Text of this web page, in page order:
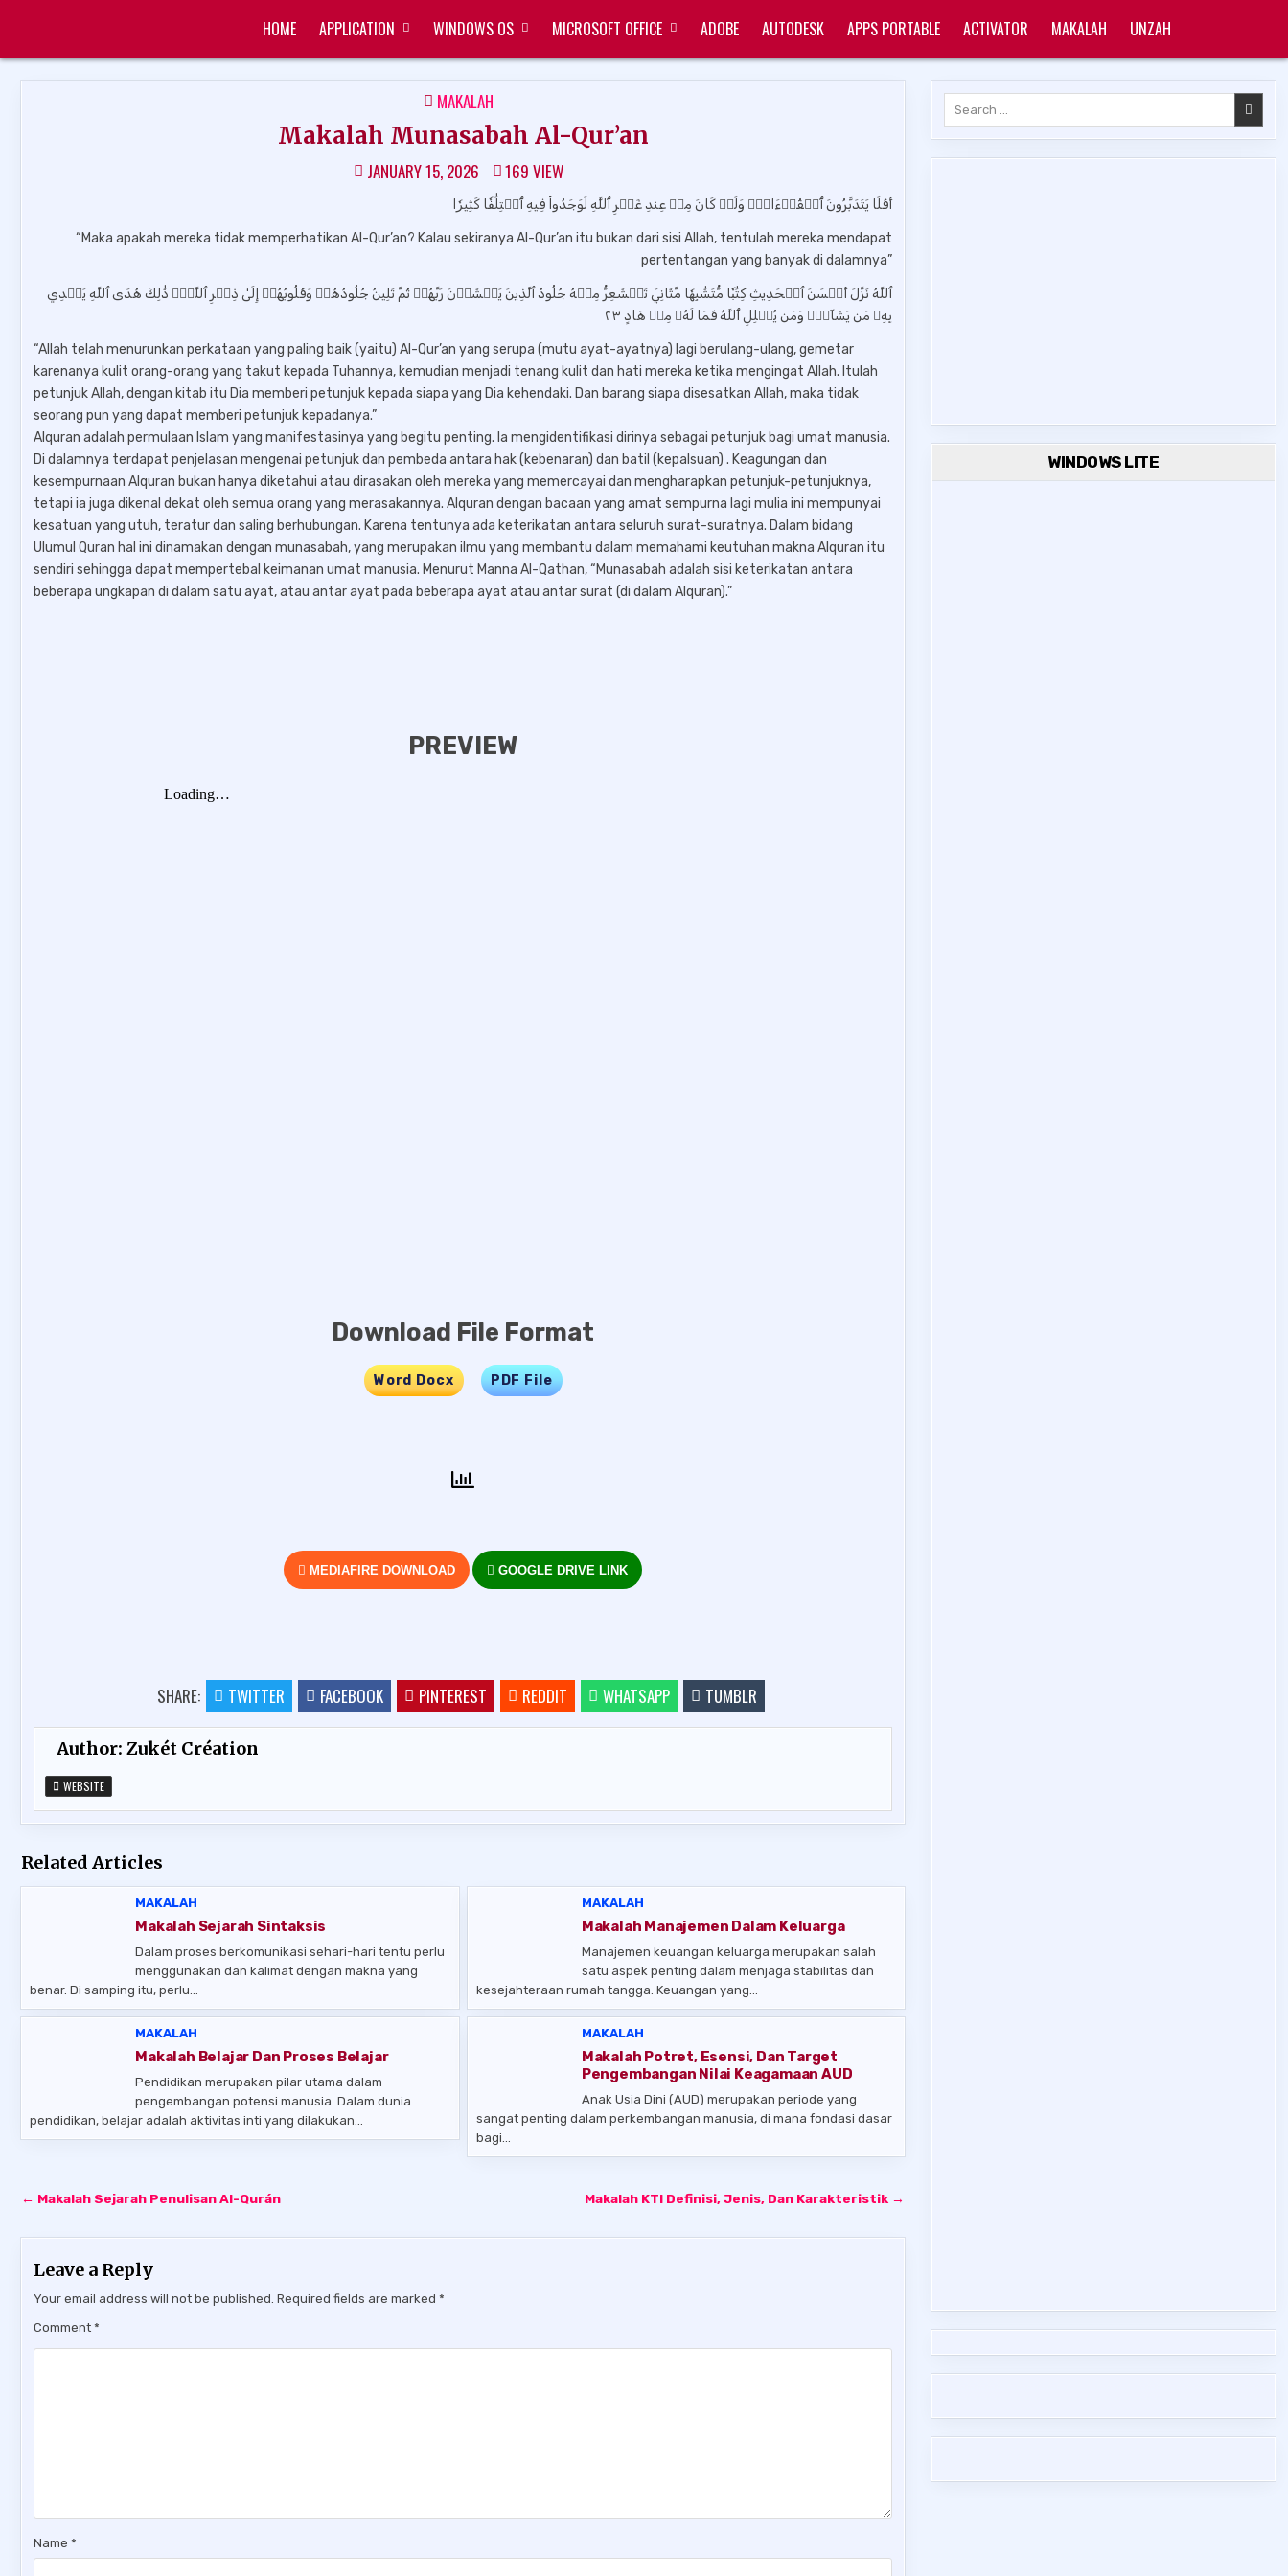
HOME APPLICATION WINDOWS OS MICROSOFT OFFICE ADOBE AUTODESK APPS PORTABLE ACTIVATOR MAKALAH UNZAH
POSTED
IN
MAKALAH
Makalah Munasabah Al-Qur’an
JANUARY 15, 2026 169 VIEW
أَفَلَا يَتَدَبَّرُونَ ٱلۡقُرۡءَانَۚ وَلَوۡ كَانَ مِنۡ عِندِ غَيۡرِ ٱللَّهِ لَوَجَدُواْ فِيهِ ٱخۡتِلَٰفٗا كَثِيرٗا
“Maka apakah mereka tidak memperhatikan Al-Qur’an? Kalau sekiranya Al-Qur’an itu bukan dari sisi Allah, tentulah mereka mendapat
pertentangan yang banyak di dalamnya”
ٱللَّهُ نَزَّلَ أَحۡسَنَ ٱلۡحَدِيثِ كِتَٰبٗا مُّتَشَٰبِهٗا مَّثَانِيَ تَقۡشَعِرُّ مِنۡهُ جُلُودُ ٱلَّذِينَ يَخۡشَوۡنَ رَبَّهُمۡ ثُمَّ تَلِينُ جُلُودُهُمۡ وَقُلُوبُهُمۡ إِلَىٰ ذِكۡرِ ٱللَّهِۚ ذَٰلِكَ هُدَى ٱللَّهِ يَهۡدِي
بِهِۦ مَن يَشَآءُۚ وَمَن يُضۡلِلِ ٱللَّهُ فَمَا لَهُۥ مِنۡ هَادٍ ٢٣
“Allah telah menurunkan perkataan yang paling baik (yaitu) Al-Qur’an yang serupa (mutu ayat-ayatnya) lagi berulang-ulang, gemetar
karenanya kulit orang-orang yang takut kepada Tuhannya, kemudian menjadi tenang kulit dan hati mereka ketika mengingat Allah. Itulah
petunjuk Allah, dengan kitab itu Dia memberi petunjuk kepada siapa yang Dia kehendaki. Dan barang siapa disesatkan Allah, maka tidak
seorang pun yang dapat memberi petunjuk kepadanya.”
Alquran adalah permulaan Islam yang manifestasinya yang begitu penting. Ia mengidentifikasi dirinya sebagai petunjuk bagi umat manusia.
Di dalamnya terdapat penjelasan mengenai petunjuk dan pembeda antara hak (kebenaran) dan batil (kepalsuan) . Keagungan dan
kesempurnaan Alquran bukan hanya diketahui atau dirasakan oleh mereka yang memercayai dan mengharapkan petunjuk-petunjuknya,
tetapi ia juga dikenal dekat oleh semua orang yang merasakannya. Alquran dengan bacaan yang amat sempurna lagi mulia ini mempunyai
kesatuan yang utuh, teratur dan saling berhubungan. Karena tentunya ada keterikatan antara seluruh surat-suratnya. Dalam bidang
Ulumul Quran hal ini dinamakan dengan munasabah, yang merupakan ilmu yang membantu dalam memahami keutuhan makna Alquran itu
sendiri sehingga dapat mempertebal keimanan umat manusia. Menurut Manna Al-Qathan, “Munasabah adalah sisi keterikatan antara
beberapa ungkapan di dalam satu ayat, atau antar ayat pada beberapa ayat atau antar surat (di dalam Alquran).”
PREVIEW
Download File Format
Word Docx ….. PDF File
MEDIAFIRE DOWNLOAD GOOGLE DRIVE LINK
SHARE: TWITTER FACEBOOK PINTEREST REDDIT WHATSAPP TUMBLR
Author:Zukét Création
WEBSITE
Related Articles
MAKALAH
Makalah Sejarah Sintaksis
Dalam proses berkomunikasi sehari-hari tentu perlu
menggunakan dan kalimat dengan makna yang
benar. Di samping itu, perlu…
MAKALAH
Makalah Manajemen Dalam Keluarga
Manajemen keuangan keluarga merupakan salah
satu aspek penting dalam menjaga stabilitas dan
kesejahteraan rumah tangga. Keuangan yang…
MAKALAH
Makalah Belajar Dan Proses Belajar
Pendidikan merupakan pilar utama dalam
pengembangan potensi manusia. Dalam dunia
pendidikan, belajar adalah aktivitas inti yang dilakukan…
MAKALAH
Makalah Potret, Esensi, Dan Target
Pengembangan Nilai Keagamaan AUD
Anak Usia Dini (AUD) merupakan periode yang
sangat penting dalam perkembangan manusia, di mana fondasi dasar
bagi…
Post Makalah KTI Definisi, Jenis, Dan Karakteristik →
← Makalah Sejarah Penulisan Al-Qurán
Leave a Reply
Your email address will not be published. Required fields are marked*
Comment*
Name*
WINDOWS LITE